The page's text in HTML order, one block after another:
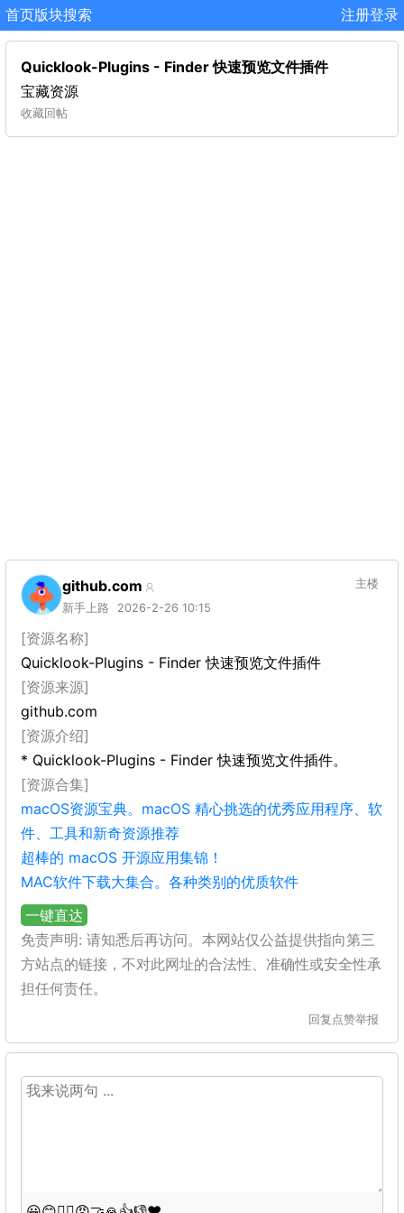
首页版块搜索 注册登录
Quicklook-Plugins - Finder 快速预览文件插件
宝藏资源
收藏回帖
github.com
新手上路 2026-2-26 10:15
主楼
[资源名称]
Quicklook-Plugins - Finder 快速预览文件插件
[资源来源]
github.com
[资源介绍]
* Quicklook-Plugins - Finder 快速预览文件插件。
[资源合集]
macOS资源宝典。macOS 精心挑选的优秀应用程序、软
件、工具和新奇资源推荐
超棒的 macOS 开源应用集锦！
MAC软件下载大集合。各种类别的优质软件
一键直达
免责声明: 请知悉后再访问。本网站仅公益提供指向第三
方站点的链接，不对此网址的合法性、准确性或安全性承
担任何责任。
回复 点赞举报